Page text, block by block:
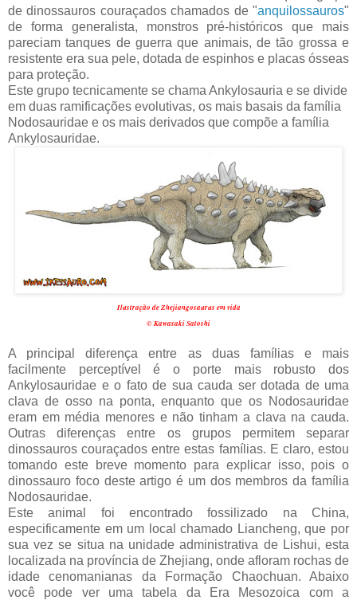
de dinossauros couraçados chamados de "anquilossauros"
de forma generalista, monstros pré-históricos que mais
pareciam tanques de guerra que animais, de tão grossa e
resistente era sua pele, dotada de espinhos e placas ósseas
para proteção.
Este grupo tecnicamente se chama Ankylosauria e se divide
em duas ramificações evolutivas, os mais basais da família
Nodosauridae e os mais derivados que compõe a família
Ankylosauridae.
Ilustração de Zhejiangosaurus em vida
© Kawasaki Satoshi
A principal diferença entre as duas famílias e mais
facilmente perceptível é o porte mais robusto dos
Ankylosauridae e o fato de sua cauda ser dotada de uma
clava de osso na ponta, enquanto que os Nodosauridae
eram em média menores e não tinham a clava na cauda.
Outras diferenças entre os grupos permitem separar
dinossauros couraçados entre estas famílias. E claro, estou
tomando este breve momento para explicar isso, pois o
dinossauro foco deste artigo é um dos membros da família
Nodosauridae.
Este animal foi encontrado fossilizado na China,
especificamente em um local chamado Liancheng, que por
sua vez se situa na unidade administrativa de Lishui, esta
localizada na província de Zhejiang, onde afloram rochas de
idade cenomanianas da Formação Chaochuan. Abaixo
você pode ver uma tabela da Era Mesozoica com a